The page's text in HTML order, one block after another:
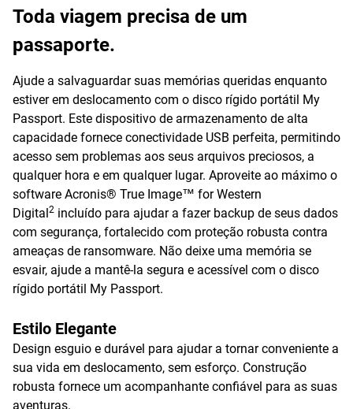
Toda viagem precisa de um
passaporte.
Ajude a salvaguardar suas memórias queridas enquanto
estiver em deslocamento com o disco rígido portátil My
Passport. Este dispositivo de armazenamento de alta
capacidade fornece conectividade USB perfeita, permitindo
acesso sem problemas aos seus arquivos preciosos, a
qualquer hora e em qualquer lugar. Aproveite ao máximo o
software Acronis® True Image™ for Western
Digital2 incluído para ajudar a fazer backup de seus dados
com segurança, fortalecido com proteção robusta contra
ameaças de ransomware. Não deixe uma memória se
esvair, ajude a mantê-la segura e acessível com o disco
rígido portátil My Passport.
Estilo Elegante
Design esguio e durável para ajudar a tornar conveniente a
sua vida em deslocamento, sem esforço. Construção
robusta fornece um acompanhante confiável para as suas
aventuras.